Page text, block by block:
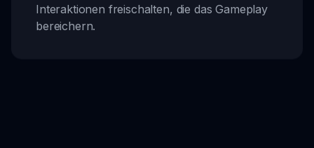
Interaktionen freischalten, die das Gameplay
bereichern.